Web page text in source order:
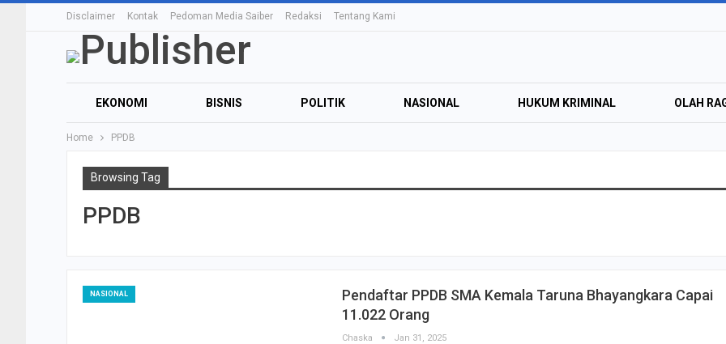
Disclaimer Kontak Pedoman Media Saiber Redaksi Tentang Kami
EKONOMI BISNIS POLITIK NASIONAL HUKUM KRIMINAL OLAH
Home PPDB
Browsing Tag
PPDB
NASIONAL
Pendaftar PPDB SMA Kemala Taruna Bhayangkara Capai
11.022 Orang
Chaska Jan 31, 2025
Education Expo
Irsyad
Perolehan
RI Dapil Jateng